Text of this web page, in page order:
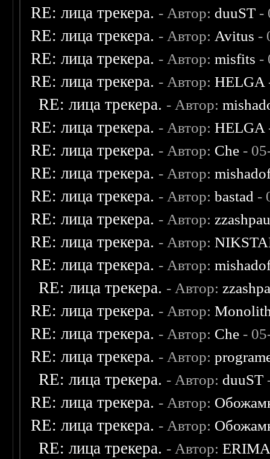
RE: лица трекера. - Автор: duuST -
RE: лица трекера. - Автор: Avitus -
RE: лица трекера. - Автор:misfits -
RE: лица трекера. - Автор:HELGA
RE: лица трекера. - Автор:
RE: лица трекера. - Автор:HELGA
RE: лица трекера. - Автор: Che -
RE: лица трекера. - Автор:
RE: лица трекера. - Автор:bastad -
RE: лица трекера. - Автор:
RE: лица трекера. - Автор:
RE: лица трекера. - Автор:
RE: лица трекера. - Автор:
RE: лица трекера. - Автор:
RE: лица трекера. - Автор: Che -
RE: лица трекера. - Автор:
RE: лица трекера. - Автор: duuST
RE: лица трекера. - Автор:
RE: лица трекера. - Автор:
RE: лица трекера. - Автор: